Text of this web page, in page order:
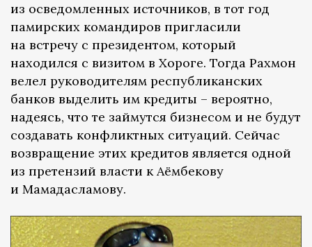
из осведомленных источников, в тот год
памирских командиров пригласили
на встречу с президентом, который
находился с визитом в Хороге. Тогда Рахмон
велел руководителям республиканских
банков выделить им кредиты – вероятно,
надеясь, что те займутся бизнесом и не будут
создавать конфликтных ситуаций. Сейчас
возвращение этих кредитов является одной
из претензий власти к Аёмбекову
и Мамадасламову.